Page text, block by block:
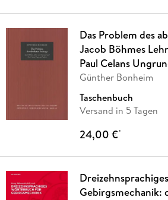
Das Problem des
Jacob Böhmes
Paul Celans
Günther Bonheim
Taschenbuch
Versand in 5 Tagen
24,00 €*
Gebirgsmechanik: